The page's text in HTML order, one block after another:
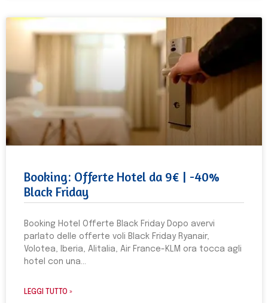
Booking: Offerte Hotel da 9€ | -40%
Black Friday
Booking Hotel Offerte Black Friday Dopo avervi
parlato delle offerte voli Black Friday Ryanair,
Volotea, Iberia, Alitalia, Air France-KLM ora tocca agli
hotel con una
LEGGI TUTTO »